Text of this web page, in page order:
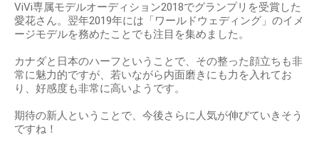
ViVi専属モデルオーディション2018でグランプリを受賞した
愛花さん。翌年2019年には「ワールドウェディング」のイメ
ージモデルを務めたことでも注目を集めました。
カナダと日本のハーフということで、その整った顔立ちも非
常に魅力的ですが、若いながら内面磨きにも力を入れてお
り、好感度も非常に高いようです。
期待の新人ということで、今後さらに人気が伸びていきそう
ですね！